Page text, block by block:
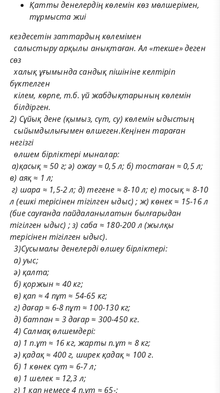
Қатты денелердің көлемін көз мөлшерімен,
тұрмыста жиі
кездесетін заттардың көлемімен
салыстыру арқылы анықтаған.Ал «текше» деген
сөз
халық ұғымында сандық пішініне келтіріп
бүктелген
кілем, көрпе, т.б. үй жабдықтарының көлемін
білдірген.
2) Сұйық дене (қымыз, сүт, су) көлемін ыдыстың
сыйымдылығымен өлшеген.Кеңінен тараған
негізгі
өлшем бірліктері мыналар:
а)қасық ≈ 50 г; ә) ожау≈ 0,5 л; б)тостаған ≈ 0,5 л;
в) аяқ ≈ 1 л;
г) шара ≈ 1,5-2 л; д) тегене ≈ 8-10 л; е)тосық ≈ 8-10
л (ешкі терісінентігілген ыдыс) ;ж) көнек ≈ 15-16 л
(бие сауғанда пайдаланылатын былғарыдан
тігілген ыдыс) ; з) саба ≈ 180-200 л (жылқы
терісінен тігілген ыдыс).
3)Сусымалы денелерді өлшеу бірліктері:
а) уыс;
ә) қалта;
б) қоржын ≈ 40 кг;
в) қап ≈ 4 пұт ≈ 54-65 кг;
г) дағар ≈ 6-8 пұт ≈ 100-130 кг;
д) батпан ≈ 3 дағар ≈ 300-450 кг.
4) Салмақ өлшемдері:
а) 1п.ұт ≈ 16 кг, жартып.ұт ≈ 8 кг;
ә) қадақ≈ 400 г, ширекқадақ ≈ 100 г.
б) 1көнек сүт ≈ 6-7 л;
в) 1 шелек ≈ 12,3 л;
г) 1қапнемесе4 п.ұт ≈ 65-;